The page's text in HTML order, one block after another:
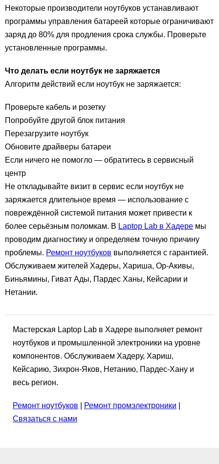
Некоторые производители ноутбуков устанавливают
программы управления батареей которые ограничивают
заряд до 80% для продления срока службы. Проверьте
установленные программы.
Что делать если ноутбук не заряжается
Алгоритм действий если ноутбук не заряжается:
Проверьте кабель и розетку
Попробуйте другой блок питания
Перезагрузите ноутбук
Обновите драйверы батареи
Если ничего не помогло — обратитесь в сервисный
центр
Не откладывайте визит в сервис если ноутбук не
заряжается длительное время — использование с
повреждённой системой питания может привести к
более серьёзным поломкам. В Laptop Lab в Хадере мы
проводим диагностику и определяем точную причину
проблемы. Ремонт ноутбуков выполняется с гарантией.
Обслуживаем жителей Хадеры, Хариша, Ор-Акивы,
Биньямины, Гиват Ады, Пардес Ханы, Кейсарии и
Нетании.
Мастерская Laptop Lab в Хадере выполняет ремонт
ноутбуков и промышленной электроники на уровне
компонентов. Обслуживаем Хадеру, Хариш,
Кейсарию, Зихрон-Яков, Нетанию, Пардес-Хану и
весь регион.
Ремонт ноутбуков Ремонт промэлектроники
Связаться с нами